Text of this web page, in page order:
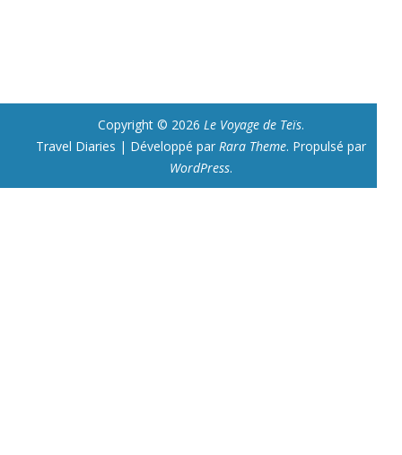
Copyright © 2026 Le Voyage de Teïs.
Travel Diaries | Développé par Rara Theme. Propulsé par
WordPress.